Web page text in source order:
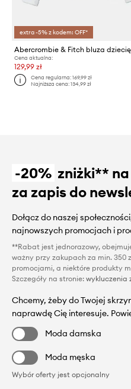
extra -5% z kodem: OFF*
Abercrombie & Fitch bluza
Cena aktualna:
129,99 zł
Cena regularna:169,99 zł
Najniższa cena:134,99 zł
-20% zniżki**
za zapis do
Dołącz do naszej
najnowszych promocjach i
**Rabat jest jednorazowy,
ważny przy zakupach za min. 350
promocjami, a niektóre produkty
Szczegóły na stronie: wykluczenia
Chcemy, żeby do Twojej
naprawdę Cię interesuje.
Moda damska
Moda męska
Wybór oferty jest opcjonalny